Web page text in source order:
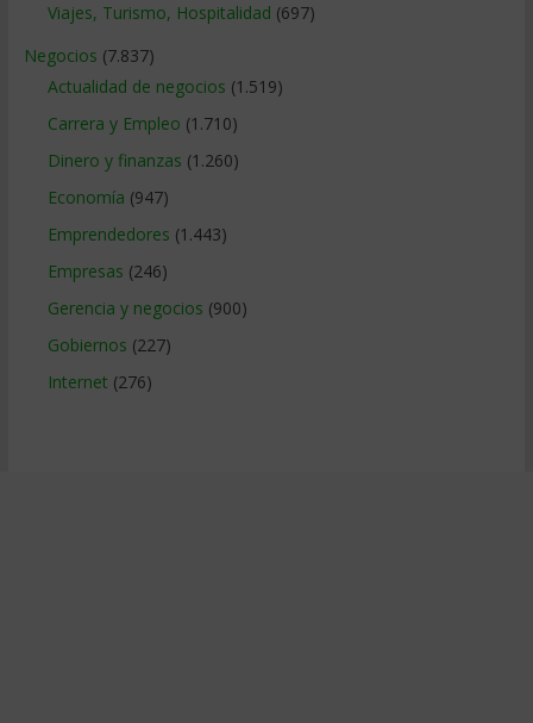
Viajes, Turismo, Hospitalidad (697)
Negocios (7.837)
Actualidad de negocios (1.519)
Carrera y Empleo (1.710)
Dinero y finanzas (1.260)
Economía (947)
Emprendedores (1.443)
Empresas (246)
Gerencia y negocios (900)
Gobiernos (227)
Internet (276)